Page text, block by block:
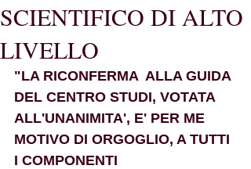
SCIENTIFICO DI ALTO
LIVELLO
"LA RICONFERMA  ALLA GUIDA
DEL CENTRO STUDI, VOTATA
ALL'UNANIMITA', E' PER ME
MOTIVO DI ORGOGLIO, A TUTTI
I COMPONENTI